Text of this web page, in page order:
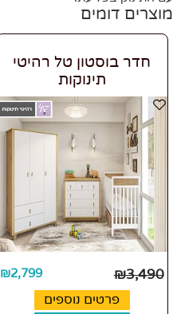
מוצרים דומים
חדר בוסטון טל רהיטי
תינוקות
₪3,490
₪2,799
פרטים נוספים